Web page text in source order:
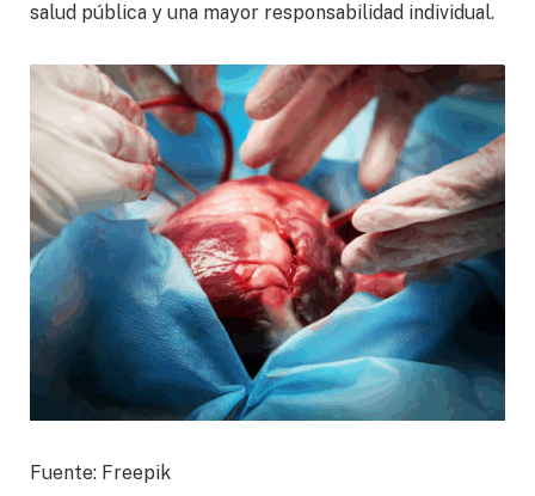
salud pública y una mayor responsabilidad individual.
Fuente: Freepik